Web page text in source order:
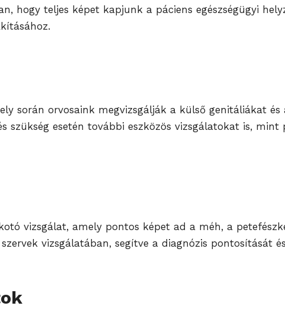
hogy teljes képet kapjunk a páciens egészségügyi
során orvosaink megvizsgálják a külső genitáliákat és
szükség esetén további eszközös vizsgálatokat is,
vizsgálat, amely pontos képet ad a méh, a
vizsgálatában, segítve a diagnózis pontosítását